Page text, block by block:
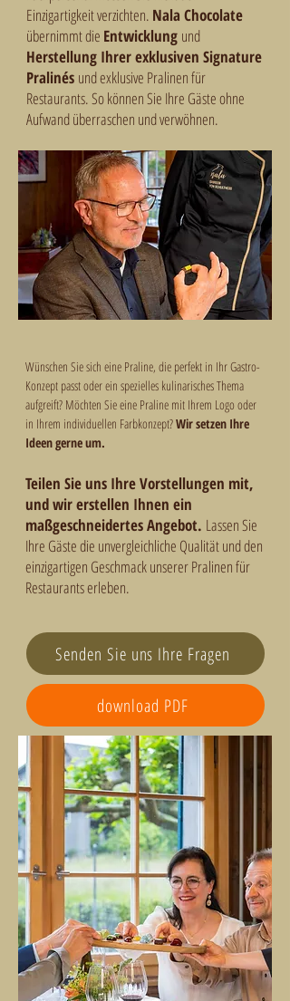
Einzigartigkeit verzichten. Nala Chocolate
übernimmt die Entwicklung und
Herstellung Ihrer exklusiven Signature
Pralinés und exklusive Pralinen für
Restaurants. So können Sie Ihre Gäste ohne
Aufwand überraschen und verwöhnen.
Wünschen Sie sich eine Praline, die perfekt in Ihr Gastro-
Konzept passt oder ein spezielles kulinarisches Thema
aufgreift? Möchten Sie eine Praline mit Ihrem Logo oder
in Ihrem individuellen Farbkonzept?Wir setzen Ihre
Ideen gerne um.
Teilen Sie uns Ihre Vorstellungen mit,
und wir erstellen Ihnen ein
maßgeschneidertes Angebot. Lassen Sie
Ihre Gäste die unvergleichliche Qualität und den
einzigartigen Geschmack unserer Pralinen für
Restaurants erleben.
Senden Sie uns Ihre Fragen
download PDF